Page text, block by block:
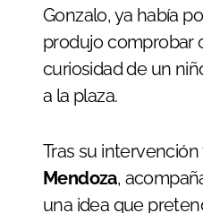
Gonzalo, ya había
produjo comprobar
curiosidad de un
a la plaza.
Tras su
Mendoza,
una idea que